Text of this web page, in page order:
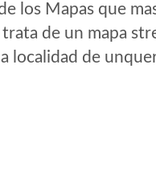
los Mapas que
de un mapa
localidad de